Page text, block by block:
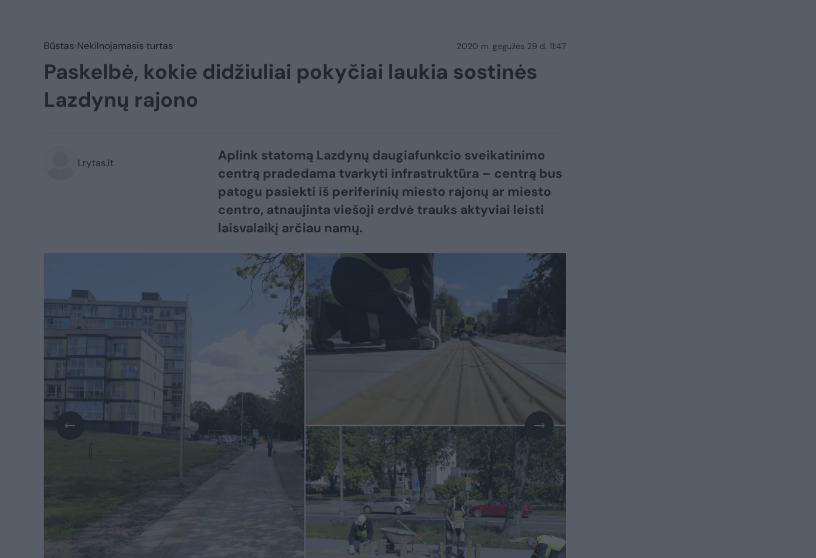
Būstas Nekilnojamasis turtas 2020 m. gegužės 29 d. 11:47
Paskelbė, kokie didžiuliai pokyčiai laukia sostinės
Lazdynų rajono
Lrytas.lt
Aplink statomą Lazdynų daugiafunkcio sveikatinimo
centrą pradedama tvarkyti infrastruktūra – centrą bus
patogu pasiekti iš periferinių miesto rajonų ar miesto
centro, atnaujinta viešoji erdvė trauks aktyviai leisti
laisvalaikį arčiau namų.